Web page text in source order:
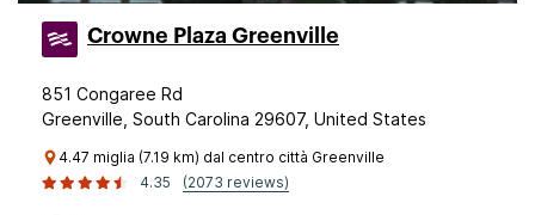
Crowne Plaza Greenville
851 Congaree Rd
Greenville, South Carolina 29607, United States
4.47 miglia (7.19 km) dal centro città Greenville
4.35
(2073 reviews)